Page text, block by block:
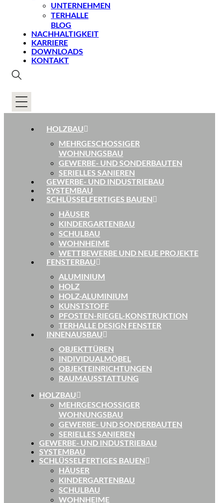
UNTERNEHMEN
TERHALLE
BLOG
NACHHALTIGKEIT
KARRIERE
DOWNLOADS
KONTAKT
HOLZBAU
MEHRGESCHOSSIGER
WOHNUNGSBAU
GEWERBE- UND SONDERBAUTEN
SERIELLES SANIEREN
GEWERBE- UND INDUSTRIEBAU
SYSTEMBAU
SCHLÜSSELFERTIGES BAUEN
HÄUSER
KINDERGARTENBAU
SCHULBAU
WOHNHEIME
WETTBEWERBE UND NEUE PROJEKTE
FENSTERBAU
ALUMINIUM
HOLZ
HOLZ-ALUMINIUM
KUNSTSTOFF
PFOSTEN-RIEGEL-KONSTRUKTION
TERHALLE DESIGN FENSTER
INNENAUSBAU
OBJEKTTÜREN
INDIVIDUALMÖBEL
OBJEKTEINRICHTUNGEN
RAUMAUSSTATTUNG
HOLZBAU
MEHRGESCHOSSIGER
WOHNUNGSBAU
GEWERBE- UND SONDERBAUTEN
SERIELLES SANIEREN
GEWERBE- UND INDUSTRIEBAU
SYSTEMBAU
SCHLÜSSELFERTIGES BAUEN
HÄUSER
KINDERGARTENBAU
SCHULBAU
WOHNHEIME